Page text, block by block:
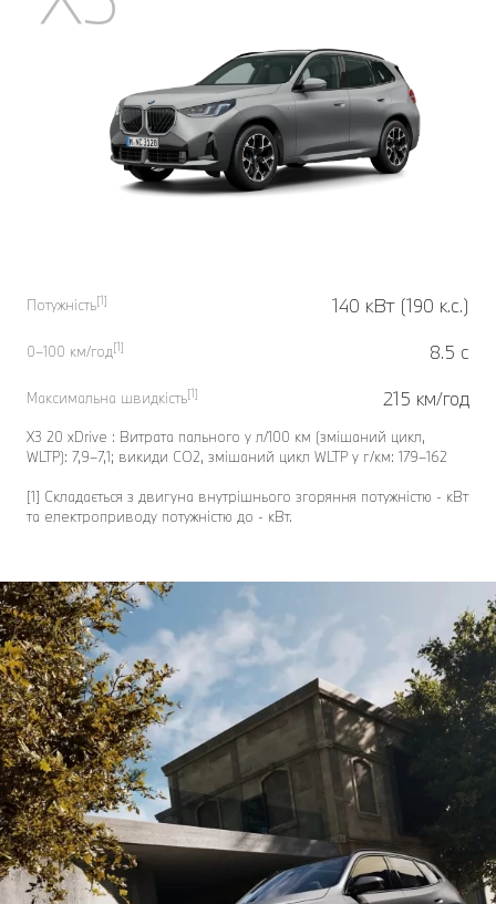
Потужність[1] 140 кВт (190 к.с.)
0–100 км/год[1] 8.5 с
Максимальна швидкість[1] 215 км/год
X3 20 xDrive : Витрата пального у л/100 км (змішаний цикл,
WLTP): 7,9–7,1; викиди CO2, змішаний цикл WLTP у г/км: 179–162
[1] Складається з двигуна внутрішнього згоряння потужністю - кВт
та електроприводу потужністю до - кВт.